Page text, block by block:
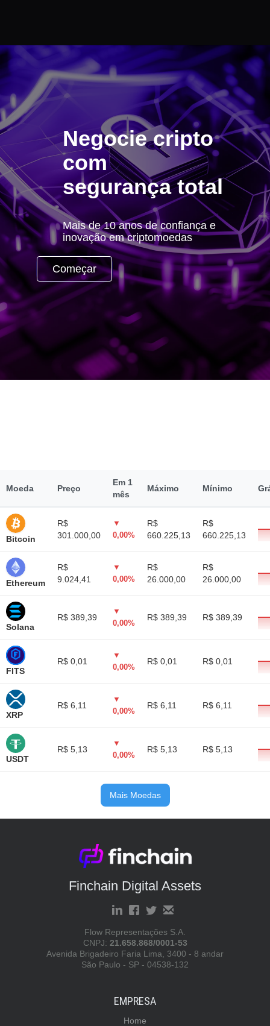
Negocie cripto
com
segurança total
Mais de 10 anos de confiança e
inovação em criptomoedas
Começar
Moeda Preço
Em 1
mês
Máximo Mínimo
Bitcoin
R$
301.000,00
▼
0,00%
R$
660.225,13
R$
660.225,13
Ethereum
R$
9.024,41
▼
0,00%
R$
26.000,00
R$
26.000,00
Solana
R$ 389,39
▼
0,00%
R$ 389,39 R$ 389,39
FITS
R$ 0,01
▼
0,00%
R$ 0,01 R$ 0,01
XRP
R$ 6,11
▼
0,00%
R$ 6,11 R$ 6,11
USDT
R$ 5,13
▼
0,00%
R$ 5,13 R$ 5,13
Mais Moedas
Finchain Digital Assets
Flow Representações S.A.
CNPJ: 21.658.868/0001-53
Avenida Brigadeiro Faria Lima, 3400 - 8 andar
São Paulo - SP - 04538-132
EMPRESA
Home